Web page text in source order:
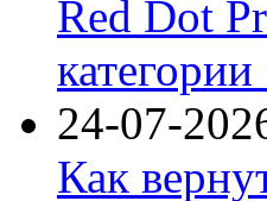
Red Dot
24-07-
Как